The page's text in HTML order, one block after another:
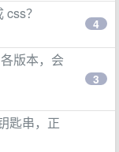
？
4
版本，会
3
匙串，正